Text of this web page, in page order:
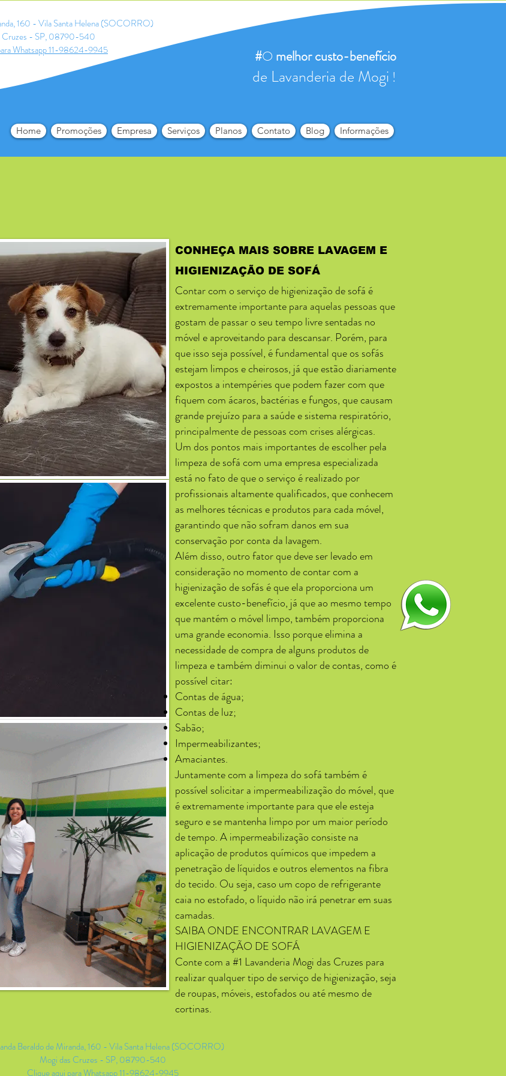
160 - Vila Santa Helena (SOCORRO)
Cruzes - SP, 08790-540
Whatsapp 11-98624-9945
#O melhorcusto-benefício
de Lavanderia de Mogi !
Home Promoções Empresa Serviços Planos Contato Blog Informações
CONHEÇA MAIS SOBRE LAVAGEM E
HIGIENIZAÇÃO DE SOFÁ
Contar com o serviço de higienização de sofá é
extremamente importante para aquelas pessoas que
gostam de passar o seu tempo livre sentadas no
móvel e aproveitando para descansar. Porém, para
que isso seja possível, é fundamental que os sofás
estejam limpos e cheirosos, já que estão diariamente
expostos a intempéries que podem fazer com que
fiquem com ácaros, bactérias e fungos, que causam
grande prejuízo para a saúde e sistema respiratório,
principalmente de pessoas com crises alérgicas.
Um dos pontos mais importantes de escolher pela
limpeza de sofá com uma empresa especializada
está no fato de que o serviço é realizado por
profissionais altamente qualificados, que conhecem
as melhores técnicas e produtos para cada móvel,
garantindo que não sofram danos em sua
conservação por conta da lavagem.
Além disso, outro fator que deve ser levado em
consideração no momento de contar com a
higienização de sofás é que ela proporciona um
excelente custo-benefício, já que ao mesmo tempo
que mantém o móvel limpo, também proporciona
uma grande economia. Isso porque elimina a
necessidade de compra de alguns produtos de
limpeza e também diminui o valor de contas, como é
possível citar:
Contas de água;
Contas de luz;
Sabão;
Impermeabilizantes;
Amaciantes.
Juntamente com a limpeza do sofá também é
possível solicitar a impermeabilização do móvel, que
é extremamente importante para que ele esteja
seguro e se mantenha limpo por um maior período
de tempo. A impermeabilização consiste na
aplicação de produtos químicos que impedem a
penetração de líquidos e outros elementos na fibra
do tecido. Ou seja, caso um copo de refrigerante
caia no estofado, o líquido não irá penetrar em suas
camadas.
SAIBA ONDE ENCONTRAR LAVAGEM E
HIGIENIZAÇÃO DE SOFÁ
Conte com a #1 Lavanderia Mogi das Cruzes para
realizar qualquer tipo de serviço de higienização, seja
de roupas, móveis, estofados ou até mesmo de
cortinas.
Beraldo de Miranda, 160 - Vila Santa Helena (SOCORRO)
Mogi das Cruzes - SP, 08790-540
Clique aqui para Whatsapp 11-98624-9945